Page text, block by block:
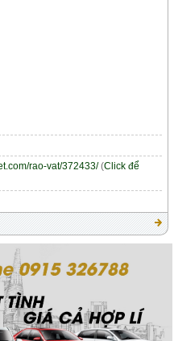
rao-vat/372433/(Click để